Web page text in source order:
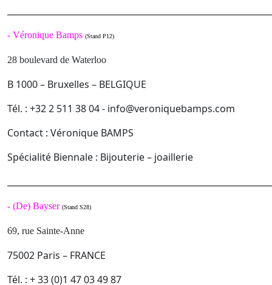
- Véronique Bamps (Stand P12)
28 boulevard de Waterloo
B 1000 – Bruxelles – BELGIQUE
Tél. : +32 2 511 38 04 - info@veroniquebamps.com
Contact : Véronique BAMPS
Spécialité Biennale : Bijouterie – joaillerie
- (De) Bayser (Stand S28)
69, rue Sainte-Anne
75002 Paris – FRANCE
Tél. : + 33 (0)1 47 03 49 87